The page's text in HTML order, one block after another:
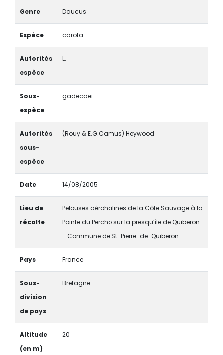
Genre Daucus
Espèce carota
Autorités
espèce
L.
Sous-
espèce
gadecaei
Autorités
sous-
espèce
(Rouy & E.G.Camus) Heywood
Date 14/08/2005
Lieu de
récolte
Pelouses aérohalines de la Côte Sauvage à la
Pointe du Percho sur la presqu’île de Quiberon
- Commune de St-Pierre-de-Quiberon
Pays France
Sous-
division
de pays
Bretagne
Altitude
(en m)
20